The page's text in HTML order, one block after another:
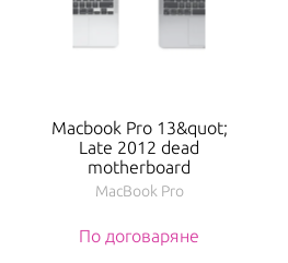
Macbook Pro 13&quot;
Late 2012 dead
motherboard
MacBook Pro
По договаряне